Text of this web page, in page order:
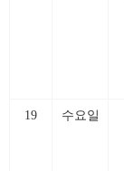
19 수요일